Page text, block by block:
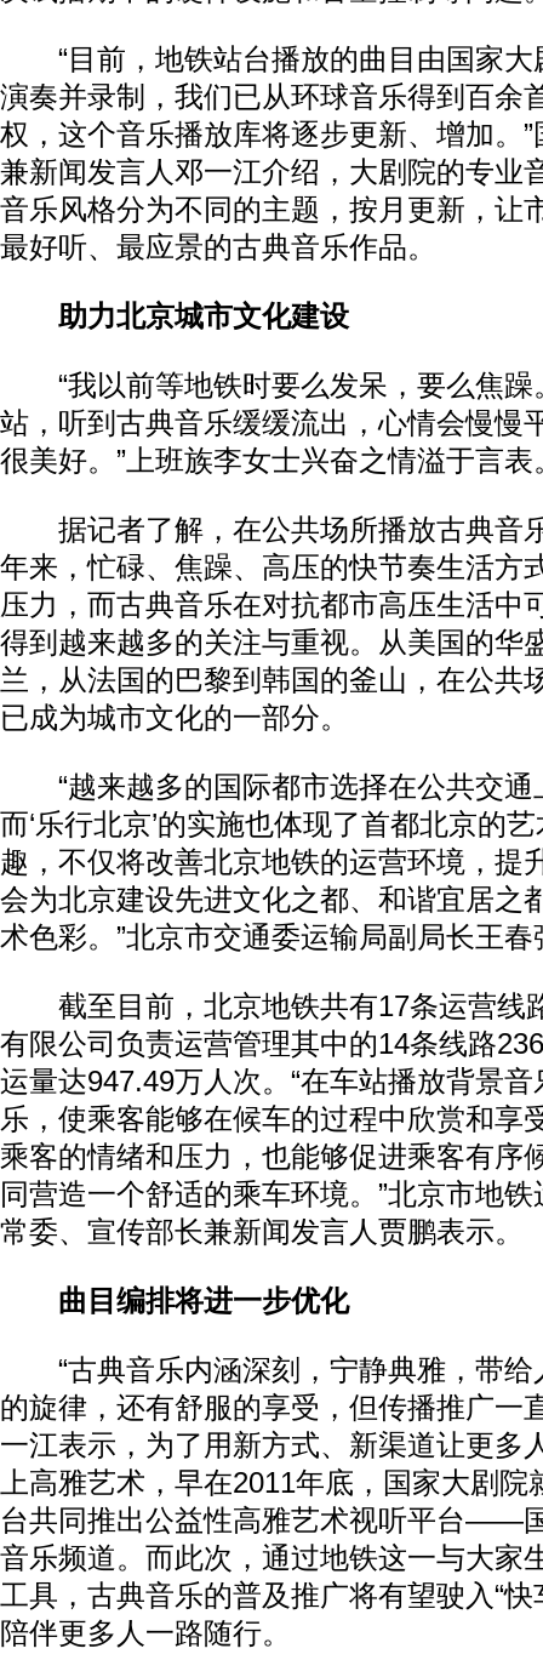
“目前，地铁站台播放的曲目由国家大
演奏并录制，我们已从环球音乐得到百余
权，这个音乐播放库将逐步更新、增加。
兼新闻发言人邓一江介绍，大剧院的专业
音乐风格分为不同的主题，按月更新，让
最好听、最应景的古典音乐作品。
助力北京城市文化建设
“我以前等地铁时要么发呆，要么焦躁
站，听到古典音乐缓缓流出，心情会慢慢
很美好。”上班族李女士兴奋之情溢于言表
据记者了解，在公共场所播放古典音
年来，忙碌、焦躁、高压的快节奏生活方
压力，而古典音乐在对抗都市高压生活中
得到越来越多的关注与重视。从美国的华
兰，从法国的巴黎到韩国的釜山，在公共
已成为城市文化的一部分。
“越来越多的国际都市选择在公共交通
而‘乐行北京’的实施也体现了首都北京的
趣，不仅将改善北京地铁的运营环境，提
会为北京建设先进文化之都、和谐宜居之
术色彩。”北京市交通委运输局副局长王春
截至目前，北京地铁共有17条运营线
有限公司负责运营管理其中的14条线路
运量达947.49万人次。“在车站播放背景
乐，使乘客能够在候车的过程中欣赏和享
乘客的情绪和压力，也能够促进乘客有序
同营造一个舒适的乘车环境。”北京市地
常委、宣传部长兼新闻发言人贾鹏表示。
曲目编排将进一步优化
“古典音乐内涵深刻，宁静典雅，带给
的旋律，还有舒服的享受，但传播推广一
一江表示，为了用新方式、新渠道让更多
上高雅艺术，早在2011年底，国家大剧
台共同推出公益性高雅艺术视听平台——
音乐频道。而此次，通过地铁这一与大家
工具，古典音乐的普及推广将有望驶入“快
陪伴更多人一路随行。